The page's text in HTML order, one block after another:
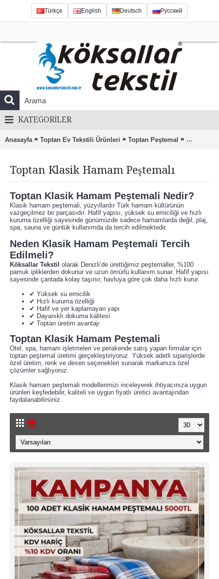
Türkçe English Deutsch Русский
KATEGORILER
Anasayfa » Toptan Ev Tekstili Ürünleri » Toptan Peştemal » Toptan
Toptan Klasik Hamam Peştemalı
Toptan Klasik Hamam Peştemali Nedir?
Klasik hamam peştemali, yüzyıllardır Türk hamam kültürünün
vazgeçilmez bir parçasıdır. Hafif yapısı, yüksek su emiciliği ve hızlı
kuruma özelliği sayesinde günümüzde sadece hamamlarda değil; plaj,
spa, sauna ve günlük kullanımda da tercih edilmektedir.
Neden Klasik Hamam Peştemali Tercih
Edilmeli?
Köksallar Tekstil olarak Denizli’de ürettiğimiz peştemaller, %100
pamuk ipliklerden dokunur ve uzun ömürlü kullanım sunar. Hafif yapısı
sayesinde çantada kolay taşınır, havluya göre çok daha hızlı kurur.
✔ Yüksek su emicilik
✔ Hızlı kuruma özelliği
✔ Hafif ve yer kaplamayan yapı
✔ Dayanıklı dokuma kalitesi
✔ Toptan üretim avantajı
Toptan Klasik Hamam Peştemali
Otel, spa, hamam işletmeleri ve perakende satış yapan firmalar için
toptan peştemal üretimi gerçekleştiriyoruz. Yüksek adetli siparişlerde
özel üretim, renk ve desen seçenekleri sunarak markanıza özel
çözümler sağlıyoruz.
Klasik hamam peştemali modellerimizi inceleyerek ihtiyacınıza uygun
ürünleri keşfedebilir, kaliteli ve uygun fiyatlı üretici avantajından
faydalanabilirsiniz.